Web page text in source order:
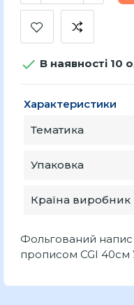
 В наявності 10
Характеристики
Тематика
Упаковка
Країна виробник
Фольгований напис
прописом CGI 40см